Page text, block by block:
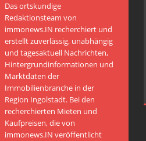
Das ortskundige
Redaktionsteam von
immonews.IN recherchiert und
erstellt zuverlässig, unabhängig
und tagesaktuell Nachrichten,
Hintergrundinformationen und
Marktdaten der
Immobilienbranche in der
Region Ingolstadt. Bei den
recherchierten Mieten und
Kaufpreisen, die von
immonews.IN veröffentlicht